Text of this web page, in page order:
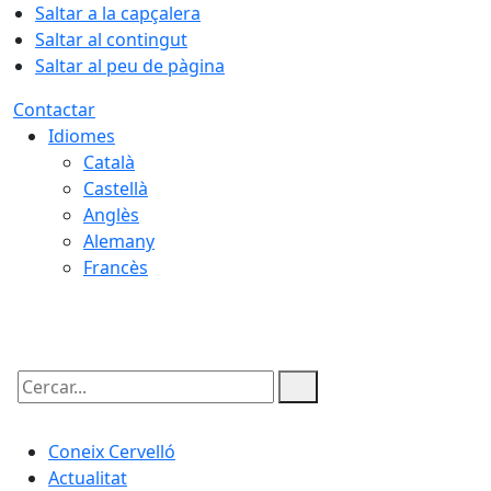
Saltar a la capçalera
Saltar al contingut
Saltar al peu de pàgina
Contactar
Idiomes
Català
Castellà
Anglès
Alemany
Francès
Cercar:
Coneix Cervelló
Actualitat